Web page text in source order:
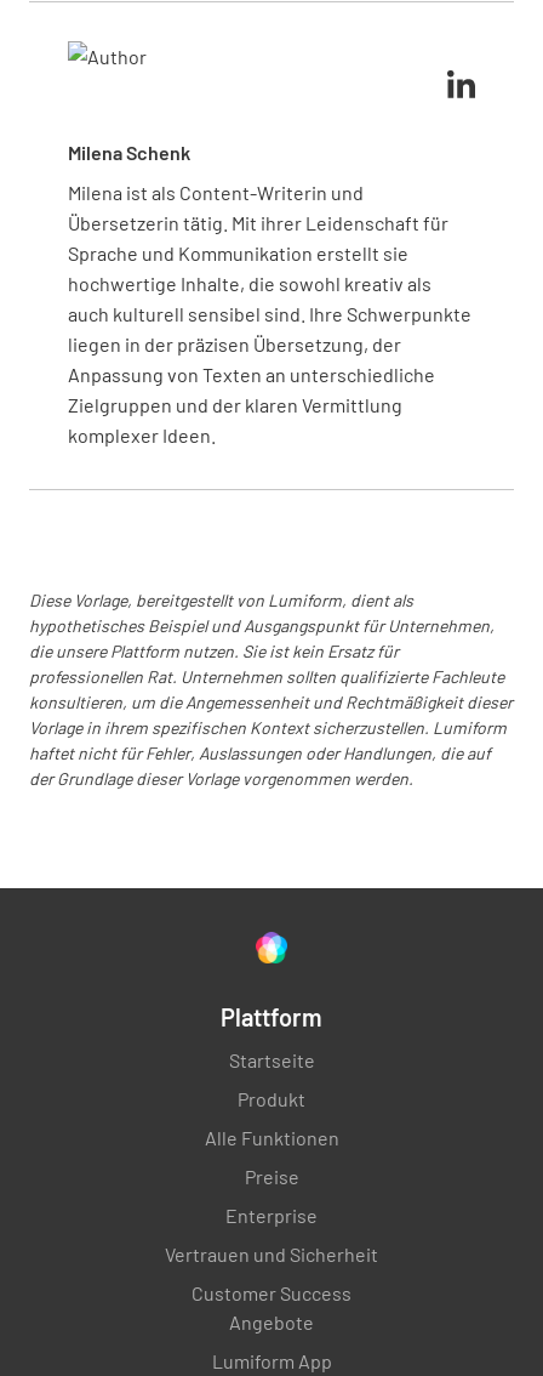
Milena Schenk
Milena ist als Content-Writerin und
Übersetzerin tätig. Mit ihrer Leidenschaft für
Sprache und Kommunikation erstellt sie
hochwertige Inhalte, die sowohl kreativ als
auch kulturell sensibel sind. Ihre Schwerpunkte
liegen in der präzisen Übersetzung, der
Anpassung von Texten an unterschiedliche
Zielgruppen und der klaren Vermittlung
komplexer Ideen.
Diese Vorlage, bereitgestellt von Lumiform, dient als
hypothetisches Beispiel und Ausgangspunkt für Unternehmen,
die unsere Plattform nutzen. Sie ist kein Ersatz für
professionellen Rat. Unternehmen sollten qualifizierte Fachleute
konsultieren, um die Angemessenheit und Rechtmäßigkeit dieser
Vorlage in ihrem spezifischen Kontext sicherzustellen. Lumiform
haftet nicht für Fehler, Auslassungen oder Handlungen, die auf
der Grundlage dieser Vorlage vorgenommen werden.
Plattform
Startseite
Produkt
Alle Funktionen
Preise
Enterprise
Vertrauen und Sicherheit
Customer Success
Angebote
Lumiform App